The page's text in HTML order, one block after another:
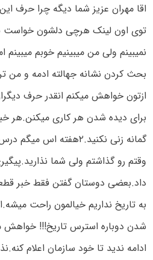
اقا مهران عزیز شما دیگه چرا حرف
توی اون لینک هرچی دلشون خواست
نمیبینم ولی من میبینیم خوبم
بحث کردن نشانه جهالته ادمه و من
ازتون خواهش میکنم انقدر حرف
برای دیده شدن هر کاری میکنن.هر
گمانه زنی نکنید.۲هفته
وقتم رو گذاشتم ولی شما
داد.بعضی دوستان گفتن فقط خبر
به تاریخ نداریم خیالمون راحت
شدن دوباره استرس تاریخ!!! خواهش
ادامه ندید تا خود سازمان اعلام